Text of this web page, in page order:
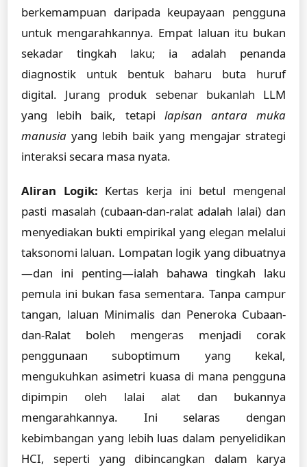
berkemampuan daripada keupayaan pengguna
untuk mengarahkannya. Empat laluan itu bukan
sekadar tingkah laku; ia adalah penanda
diagnostik untuk bentuk baharu buta huruf
digital. Jurang produk sebenar bukanlah LLM
yang lebih baik, tetapi lapisan antara muka
manusia yang lebih baik yang mengajar strategi
interaksi secara masa nyata.
Aliran Logik: Kertas kerja ini betul mengenal
pasti masalah (cubaan-dan-ralat adalah lalai) dan
menyediakan bukti empirikal yang elegan melalui
taksonomi laluan. Lompatan logik yang dibuatnya
—dan ini penting—ialah bahawa tingkah laku
pemula ini bukan fasa sementara. Tanpa campur
tangan, laluan Minimalis dan Peneroka Cubaan-
dan-Ralat boleh mengeras menjadi corak
penggunaan suboptimum yang kekal,
mengukuhkan asimetri kuasa di mana pengguna
dipimpin oleh lalai alat dan bukannya
mengarahkannya. Ini selaras dengan
kebimbangan yang lebih luas dalam penyelidikan
HCI, seperti yang dibincangkan dalam karya